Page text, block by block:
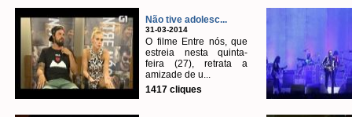
Não tive adolesc...
31-03-2014
O filme Entre nós, que
estreia nesta quinta-
feira (27), retrata a
amizade de u...
1417 cliques